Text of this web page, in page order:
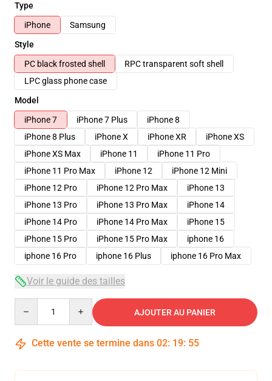
Type
iPhone
Samsung
Style
PC black frosted shell
RPC transparent soft shell
LPC glass phone case
Model
iPhone 7
iPhone 7 Plus
iPhone 8
iPhone 8 Plus
iPhone X iPhone XR
iPhone XS
iPhone XS Max
iPhone 11
iPhone 11 Pro
iPhone 11 Pro Max
iPhone 12
iPhone 12 Mini
iPhone 12 Pro
iPhone 12 Pro Max
iPhone 13
iPhone 13 Pro
iPhone 13 Pro Max
iPhone 14
iPhone 14 Pro
iPhone 14 Pro Max
iPhone 15
iPhone 15 Pro
iPhone 15 Pro Max
iphone 16
iphone 16 Pro
iphone 16 Plus iphone 16 Pro Max
Voir le guide des tailles
AJOUTER AU PANIER
Cette vente se termine dans 02: 19: 54